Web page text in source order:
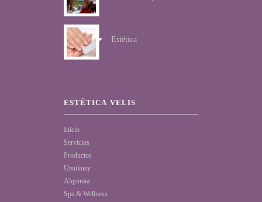
Estética
ESTÉTICA VELIS
Inicio
Servicios
Productos
Utsukusy
Alquimia
Spa & Wellness